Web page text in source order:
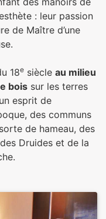
: leur passion
de Maître d’une
18e siècle au milieu
bois sur les terres
esprit de
des communs
de hameau, des
Druides et de la